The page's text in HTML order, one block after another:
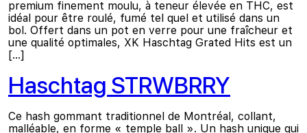
premium finement moulu, à teneur élevée en THC, est
idéal pour être roulé, fumé tel quel et utilisé dans un
bol. Offert dans un pot en verre pour une fraîcheur et
une qualité optimales, XK Haschtag Grated Hits est un
[…]
Haschtag STRWBRRY
Ce hash gommant traditionnel de Montréal, collant,
malléable, en forme « temple ball ». Un hash unique qui